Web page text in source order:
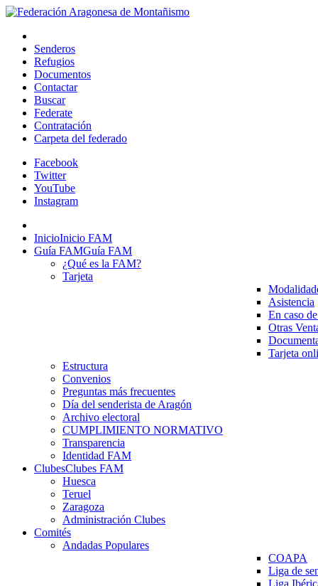
Senderos
Refugios
Documentos
Contactar
Buscar
Federate
Contratación
Carpeta del federado
Facebook
Twitter
YouTube
Instagram
InicioInicio FAM
Guía FAMGuía FAM
¿Qué es la FAM?
Tarjeta
Asistencia
En caso
Otras
Tarjeta
Estructura
Convenios
Preguntas más frecuentes
Día del senderista de Aragón
Archivo electoral
CUMPLIMIENTO NORMATIVO
Transparencia
Identidad FAM
ClubesClubes FAM
Huesca
Teruel
Zaragoza
Administración Clubes
Comités
Andadas Populares
COAPA
Liga de
Liga